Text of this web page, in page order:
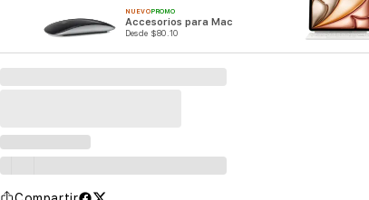
NUEVOPROMO
Accesorios para Mac
Desde $80.10